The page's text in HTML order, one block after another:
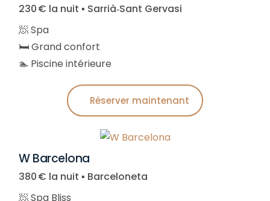
230 € la nuit ▪︎ Sarrià‑Sant Gervasi
🧖 Spa
🛏️ Grand confort
🏊 Piscine intérieure
Réserver maintenant
W Barcelona
380 € la nuit ▪︎ Barceloneta
🧖 Spa Bliss